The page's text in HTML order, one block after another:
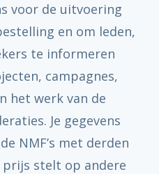
voor de uitvoering
en om leden,
te informeren
campagnes,
het werk van de
Je gegevens
NMF’s met derden
prijs stelt op andere